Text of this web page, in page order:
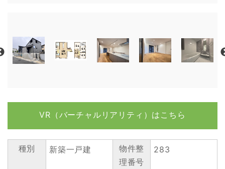
VR（バーチャルリアリティ）はこちら
種別 新築一戸建
物件整
理番号
283